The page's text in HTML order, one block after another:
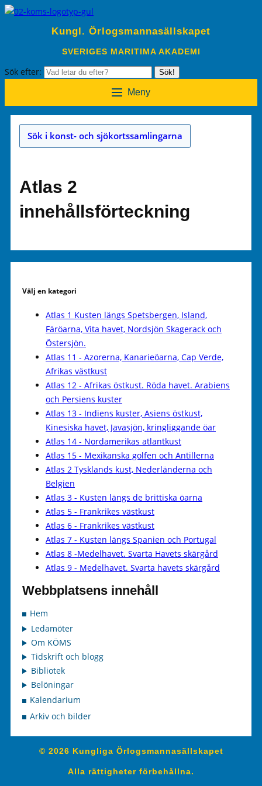
Kungl. Örlogsmannasällskapet
SVERIGES MARITIMA AKADEMI
Sök efter: Sök!
Meny
Sök i konst- och sjökortssamlingarna
Atlas 2
innehållsförteckning
Välj en kategori
Atlas 1 Kusten längs Spetsbergen, Island,
Färöarna, Vita havet, Nordsjön Skagerack och
Östersjön.
Atlas 11 - Azorerna, Kanarieöarna, Cap Verde,
Afrikas västkust
Atlas 12 - Afrikas östkust. Röda havet. Arabiens
och Persiens kuster
Atlas 13 - Indiens kuster, Asiens östkust,
Kinesiska havet, Javasjön, kringliggande öar
Atlas 14 - Nordamerikas atlantkust
Atlas 15 - Mexikanska golfen och Antillerna
Atlas 2 Tysklands kust, Nederländerna och
Belgien
Atlas 3 - Kusten längs de brittiska öarna
Atlas 5 - Frankrikes västkust
Atlas 6 - Frankrikes västkust
Atlas 7 - Kusten längs Spanien och Portugal
Atlas 8 -Medelhavet. Svarta Havets skärgård
Atlas 9 - Medelhavet. Svarta havets skärgård
Webbplatsens innehåll
Hem
Ledamöter
Om KÖMS
Tidskrift och blogg
Bibliotek
Belöningar
Kalendarium
Arkiv och bilder
© 2026 Kungliga Örlogsmannasällskapet
Alla rättigheter förbehållna.